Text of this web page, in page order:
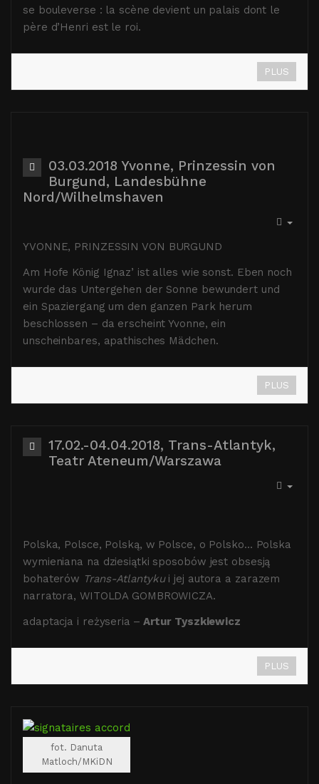
se bouleverse : la scène devient un palais dont le
père d’Henri est le roi.
PLUS
03.03.2018 Yvonne, Prinzessin von
Burgund, Landesbühne
Nord/Wilhelmshaven
YVONNE, PRINZESSIN VON BURGUND
Am Hofe König Ignaz’ ist alles wie sonst. Eben noch
wurde das Untergehen der Sonne bewundert und
ein Spaziergang um den ganzen Park herum
beschlossen – da erscheint Yvonne, ein
unscheinbares, apathisches Mädchen.
PLUS
17.02.-04.04.2018, Trans-Atlantyk,
Teatr Ateneum/Warszawa
Polska, Polsce, Polską, w Polsce, o Polsko… Polska
wymieniana na dziesiątki sposobów jest obsesją
bohaterów Trans-Atlantykui jej autora a zarazem
narratora, WITOLDA GOMBROWICZA.
adaptacja i reżyseria – Artur Tyszkiewicz
PLUS
fot. Danuta
Matloch/MKiDN